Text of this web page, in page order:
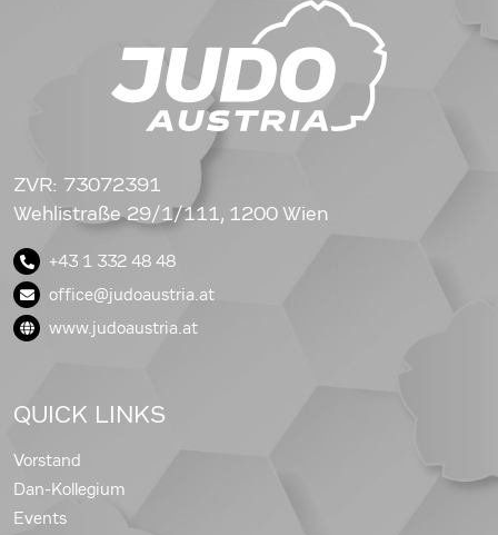
ZVR: 73072391
Wehlistraße 29/1/111, 1200 Wien
+43 1 332 48 48
office@judoaustria.at
www.judoaustria.at
QUICK LINKS
Vorstand
Dan-Kollegium
Events